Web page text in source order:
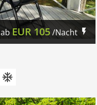
ab EUR105/Nacht